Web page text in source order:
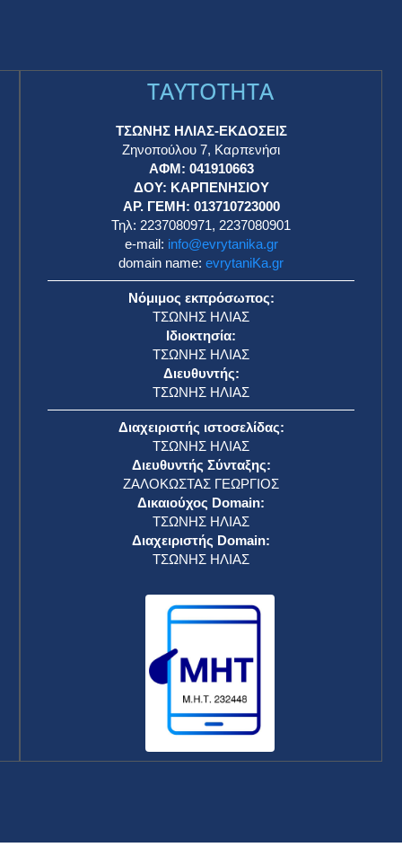
TAYTOTHTA
ΤΣΩΝΗΣ ΗΛΙΑΣ-ΕΚΔΟΣΕΙΣ
Ζηνοπούλου 7, Καρπενήσι
ΑΦΜ: 041910663
ΔΟΥ: ΚΑΡΠΕΝΗΣΙΟΥ
ΑΡ. ΓΕΜΗ: 013710723000
Τηλ: 2237080971, 2237080901
e-mail: info@evrytanika.gr
domain name: evrytaniKa.gr
Νόμιμος εκπρόσωπος:
ΤΣΩΝΗΣ ΗΛΙΑΣ
Ιδιοκτησία:
ΤΣΩΝΗΣ ΗΛΙΑΣ
Διευθυντής:
ΤΣΩΝΗΣ ΗΛΙΑΣ
Διαχειριστής ιστοσελίδας:
ΤΣΩΝΗΣ ΗΛΙΑΣ
Διευθυντής Σύνταξης:
ΖΑΛΟΚΩΣΤΑΣ ΓΕΩΡΓΙΟΣ
Δικαιούχος Domain:
ΤΣΩΝΗΣ ΗΛΙΑΣ
Διαχειριστής Domain:
ΤΣΩΝΗΣ ΗΛΙΑΣ